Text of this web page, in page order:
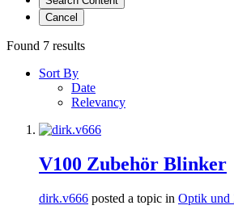
Cancel
Found 7 results
Sort By
Date
Relevancy
V100 Zubehör Blinker
dirk.v666 posted a topic in Optik und